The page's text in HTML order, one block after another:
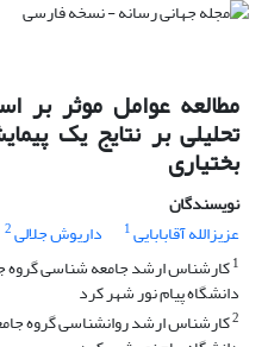
مطالعه عوامل موثر بر
تحلیلی بر نتایج یک
بختیاری
نویسندگان
عزیزالله آقابابایی1 داریوش جلالی2
1کارشناس ارشد جامعه شناسی گروه
دانشگاه پیام نور شهر کرد
2کارشناس ارشد روانشناسی گروه